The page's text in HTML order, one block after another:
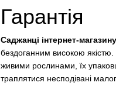
Гарантія
Саджанці інтернет-
бездоганним високою
живими рослинами, їх
траплятися несподівані